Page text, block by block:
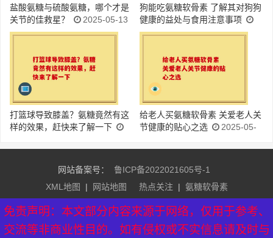
盐酸氨糖与硫酸氨糖，哪个才是
关节的佳救星？
2025-05-13
狗能吃氨糖软骨素 了解其对狗狗
健康的益处与食用注意事项
2025-05-13
打篮球导致膝盖？氨糖竟然有这
样的效果，赶快来了解一下
给老人买氨糖软骨素 关爱老人关
节健康的贴心之选
2025-05-
网站备案号：
鲁ICP备2022021605号-1
XML地图
| 网站地图 热点关注 | 氨糖软骨素
友情链接：
益生菌排行榜 | 益生菌牌子排名
氨糖软骨素品
免责声明：本文部分内容来源于网络，仅用于参考、
交流等非商业性目的。如有侵权或不实信息请及时与